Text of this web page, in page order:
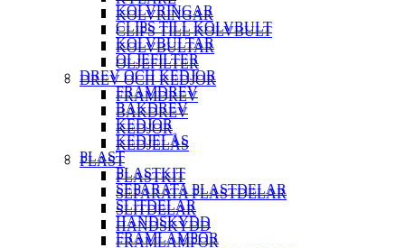
KOLVRINGAR
CLIPS TILL KOLVBULT
KOLVBULTAR
OLJEFILTER
DREV OCH KEDJOR
FRAMDREV
BAKDREV
KEDJOR
KEDJELÅS
PLAST
PLASTKIT
SEPARATA PLASTDELAR
SLITDELAR
HANDSKYDD
FRAMLAMPOR
KOLVRINGAR
CLIPS TILL KOLVBULT
KOLVBULTAR
OLJEFILTER
DREV OCH KEDJOR
FRAMDREV
BAKDREV
KEDJOR
KEDJELÅS
PLAST
PLASTKIT
SEPARATA PLASTDELAR
SLITDELAR
HANDSKYDD
FRAMLAMPOR